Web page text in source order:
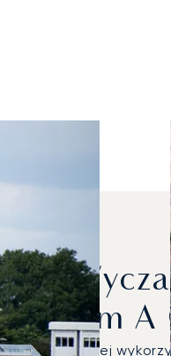
A
najczęściej